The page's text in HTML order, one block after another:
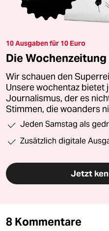
10 Ausgaben für 10 Euro
Die
Wir schauen den
Unsere wochentaz bietet
Journalismus, der es
Stimmen, die woanders
Jeden Samstag als
Zusätzlich digitale
Jetzt
8 Kommentare